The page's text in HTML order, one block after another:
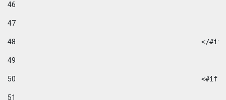
46
47
48
49
50
51